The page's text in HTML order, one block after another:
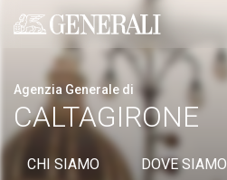
Generali logo
Agenzia Generale di
CALTAGIRONE
CHI SIAMO DOVE SIAMO